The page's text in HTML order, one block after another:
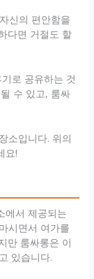
신의 편안함을
다면 거절도 할
로 공유하는 것
수 있고, 룸싸
소입니다. 위의
요!
에서 제공되는
시면서 여가를
만 룸싸롱은 이
있습니다.